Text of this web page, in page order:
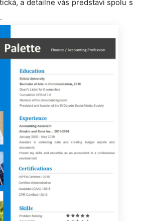
a detailne vás predstaví spolu s